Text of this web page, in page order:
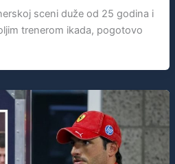
sceni duže od 25 godina i
trenerom ikada, pogotovo